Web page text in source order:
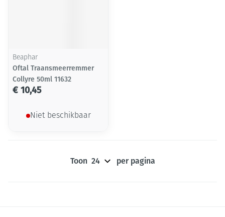
Beaphar
Oftal Traansmeerremmer
Collyre 50ml 11632
€ 10,45
Niet beschikbaar
Toon per pagina